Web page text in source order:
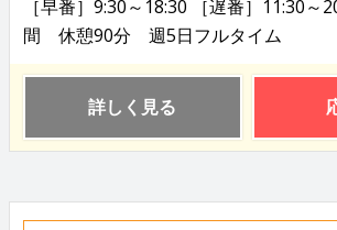
［早番］9:30～18:30 ［遅番］11:30～
間 休憩90分 週5日フルタイム
詳しく見る